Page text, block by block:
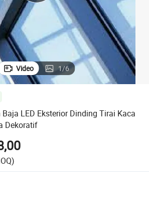
Video 1/6
LED Eksterior Dinding Tirai Kaca
Dekoratif